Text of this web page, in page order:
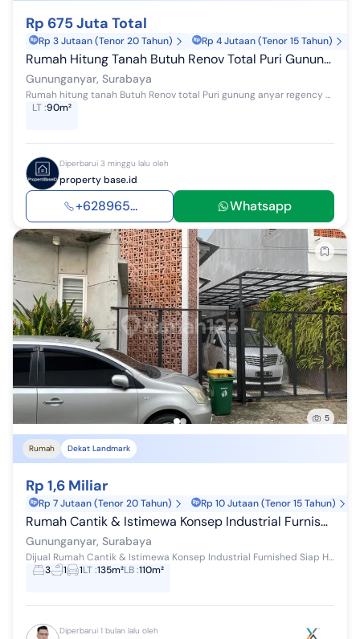
Rp 675 Juta Total
Rp 3 Jutaan (Tenor 20 Tahun) Rp 4 Jutaan (Tenor 15 Tahun)
Rumah Hitung Tanah Butuh Renov Total Puri Gunung Anyar Regency
Gununganyar, Surabaya
Rumah hitung tanah Butuh Renov total Puri gunung anyar regency Luas Tanah : 6x15 (90 m²) Luas Bangunan : 60 m² Kamar Tidur : 2 Kamar Mandi : 1 H...
LT:90m²
Diperbarui 3 minggu lalu oleh
property base.id
+628965... Whatsapp
5
Rumah Dekat Landmark
Rp 1,6 Miliar
Rp 7 Jutaan (Tenor 20 Tahun) Rp 10 Jutaan (Tenor 15 Tahun)
Rumah Cantik & Istimewa Konsep Industrial Furnished Siap Huni di Puri Gunung Anyar Regency
Gununganyar, Surabaya
Dijual Rumah Cantik & Istimewa Konsep Industrial Furnished Siap Huni di Puri Gunung Anyar Regency LT - 135m2 (9x15) LB - 110m2 (1 Lantai) 3...
3
1 1LT:135m²LB:110m²
Diperbarui 1 bulan lalu oleh